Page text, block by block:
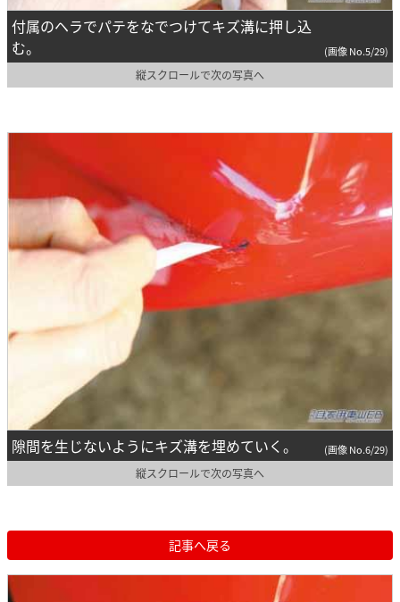
付属のヘラでパテをなでつけてキズ溝に押し込
む。
(画像 No.5/29)
縦スクロールで次の写真へ
隙間を生じないようにキズ溝を埋めていく。 (画像 No.6/29)
縦スクロールで次の写真へ
記事へ戻る